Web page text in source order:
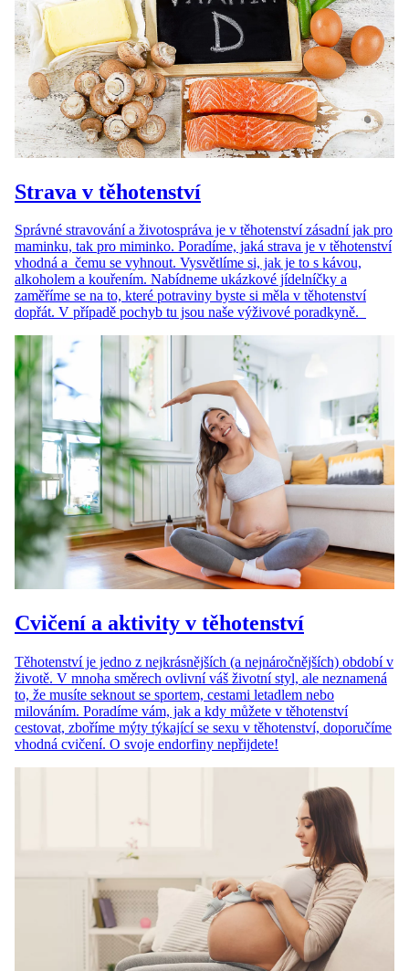
Strava v těhotenství
Správné stravování a životospráva je v těhotenství zásadní jak pro
maminku, tak pro miminko. Poradíme, jaká strava je v těhotenství
vhodná a čemu se vyhnout. Vysvětlíme si, jak je to s kávou,
alkoholem a kouřením. Nabídneme ukázkové jídelníčky a
zaměříme se na to, které potraviny byste si měla v těhotenství
dopřát. V případě pochyb tu jsou naše výživové poradkyně.
Cvičení a aktivity v těhotenství
Těhotenství je jedno z nejkrásnějších (a nejnáročnějších) období v
životě. V mnoha směrech ovlivní váš životní styl, ale neznamená
to, že musíte seknout se sportem, cestami letadlem nebo
milováním. Poradíme vám, jak a kdy můžete v těhotenství
cestovat, zboříme mýty týkající se sexu v těhotenství, doporučíme
vhodná cvičení. O svoje endorfiny nepřijdete!